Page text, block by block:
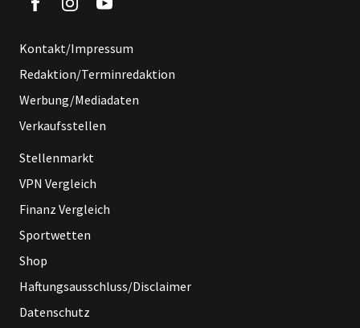
Kontakt/Impressum
Redaktion/Terminredaktion
Werbung/Mediadaten
Verkaufsstellen
Stellenmarkt
VPN Vergleich
Finanz Vergleich
Sportwetten
Shop
Haftungsausschluss/Disclaimer
Datenschutz